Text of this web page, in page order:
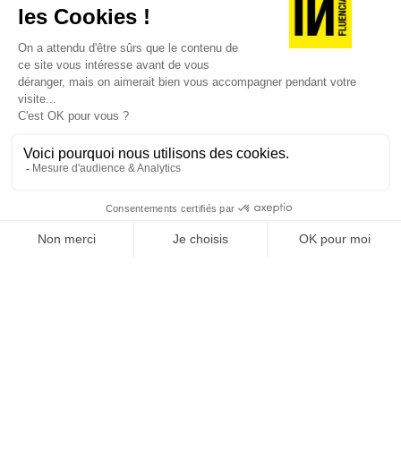
JE M'ABONNE 1 AN - 4 NUM.
JE DÉCOUVRE LES NUMÉROS PRÉCÉDENTS
Je suis déjà abonné(e) :je consulte la revue en